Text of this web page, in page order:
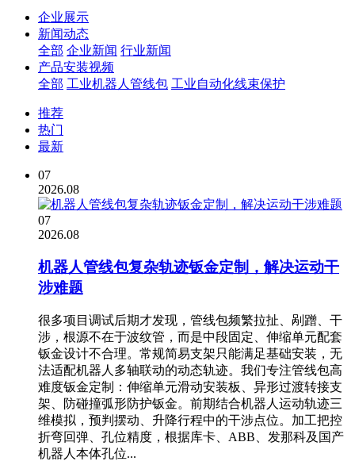
企业展示
新闻动态
全部 企业新闻 行业新闻
产品安装视频
全部 工业机器人管线包 工业自动化线束保护
推荐
热门
最新
07
2026.08
07
2026.08
机器人管线包复杂轨迹钣金定制，解决运动干
涉难题
很多项目调试后期才发现，管线包频繁拉扯、剐蹭、干
涉，根源不在于波纹管，而是中段固定、伸缩单元配套
钣金设计不合理。常规简易支架只能满足基础安装，无
法适配机器人多轴联动的动态轨迹。我们专注管线包高
难度钣金定制：伸缩单元滑动安装板、异形过渡转接支
架、防碰撞弧形防护钣金。前期结合机器人运动轨迹三
维模拟，预判摆动、升降行程中的干涉点位。加工把控
折弯回弹、孔位精度，根据库卡、ABB、发那科及国产
机器人本体孔位...